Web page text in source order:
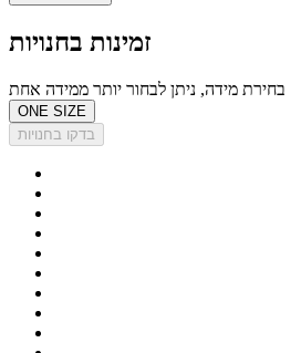
זמינות בחנויות
בחירת מידה, ניתן לבחור יותר ממידה אחת
ONE SIZE
בדקו בחנויות